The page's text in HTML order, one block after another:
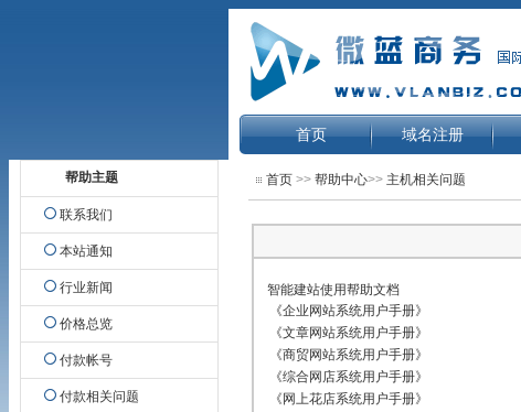
首页 域名注册
帮助主题
联系我们
本站通知
行业新闻
价格总览
付款帐号
付款相关问题
首页 >> 帮助中心>> 主机相关问题
智能建站使用帮助文档
《企业网站系统用户手册》
《文章网站系统用户手册》
《商贸网站系统用户手册》
《综合网店系统用户手册》
《网上花店系统用户手册》